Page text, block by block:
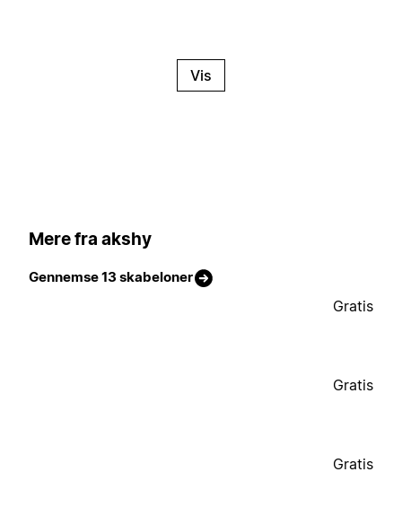
Vis
Mere fra akshy
Gennemse 13 skabeloner
Gratis
Gratis
Gratis